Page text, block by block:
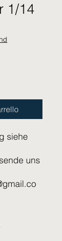
1/14
siehe
uns